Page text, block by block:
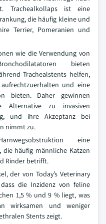
Trachealkollaps ist eine
die häufig kleine und
Terrier, Pomeranien und
wie die Verwendung von
bieten
Trachealstents helfen,
und eine
bieten. Daher gewinnen
Alternative zu invasiven
und ihre Akzeptanz bei
nimmt zu.
eine
häufig männliche Katzen
Rinder betrifft.
der von Today’s Veterinary
die Inzidenz von feline
1,5 % und 9 % liegt, was
wirksamen und weniger
Stents zeigt.